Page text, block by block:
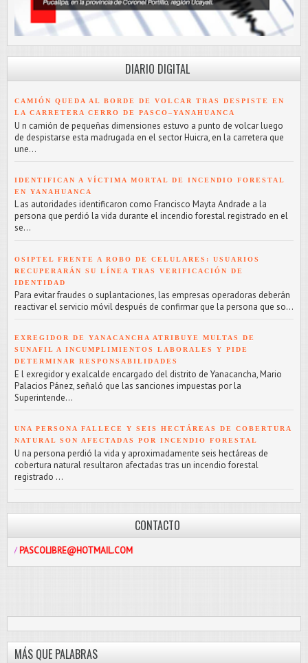
DIARIO DIGITAL
CAMIÓN QUEDA AL BORDE DE VOLCAR TRAS DESPISTE EN
LA CARRETERA CERRO DE PASCO–YANAHUANCA
U n camión de pequeñas dimensiones estuvo a punto de volcar luego
de despistarse esta madrugada en el sector Huicra, en la carretera que
une...
IDENTIFICAN A VÍCTIMA MORTAL DE INCENDIO FORESTAL
EN YANAHUANCA
L as autoridades identificaron como Francisco Mayta Andrade a la
persona que perdió la vida durante el incendio forestal registrado en el
se...
OSIPTEL FRENTE A ROBO DE CELULARES: USUARIOS
RECUPERARÁN SU LÍNEA TRAS VERIFICACIÓN DE
IDENTIDAD
Para evitar fraudes o suplantaciones, las empresas operadoras deberán
reactivar el servicio móvil después de confirmar que la persona que so...
EXREGIDOR DE YANACANCHA ATRIBUYE MULTAS DE
SUNAFIL A INCUMPLIMIENTOS LABORALES Y PIDE
DETERMINAR RESPONSABILIDADES
E l exregidor y exalcalde encargado del distrito de Yanacancha, Mario
Palacios Pánez, señaló que las sanciones impuestas por la
Superintende...
UNA PERSONA FALLECE Y SEIS HECTÁREAS DE COBERTURA
NATURAL SON AFECTADAS POR INCENDIO FORESTAL
U na persona perdió la vida y aproximadamente seis hectáreas de
cobertura natural resultaron afectadas tras un incendio forestal
registrado ...
CONTACTO
MÁS QUE PALABRAS